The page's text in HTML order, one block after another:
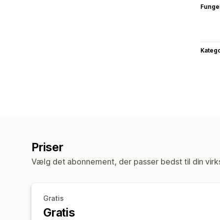
Priser
Vælg det abonnement, der passer bedst til din
Gratis
Gratis